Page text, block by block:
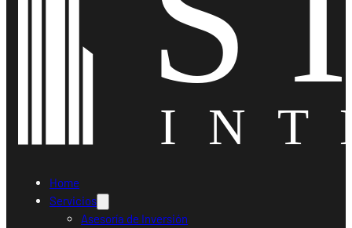
Home
Servicios
Asesoría de Inversión